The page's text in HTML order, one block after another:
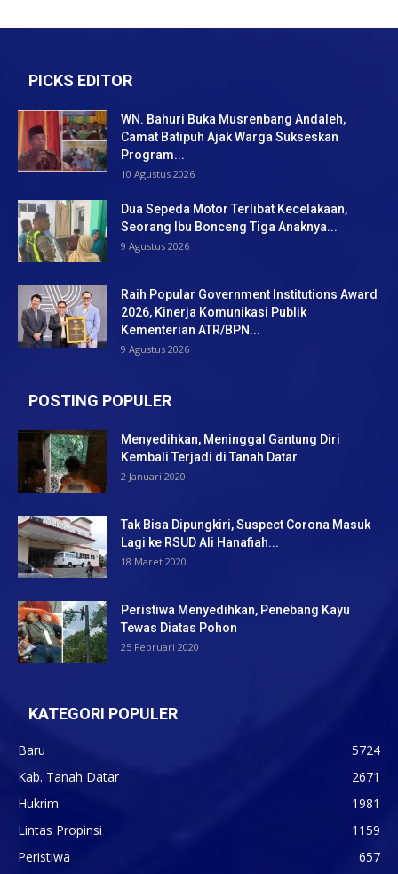
PICKS EDITOR
WN. Bahuri Buka Musrenbang Andaleh,
Camat Batipuh Ajak Warga Sukseskan
Program...
10 Agustus 2026
Dua Sepeda Motor Terlibat Kecelakaan,
Seorang Ibu Bonceng Tiga Anaknya...
9 Agustus 2026
Raih Popular Government Institutions Award
2026, Kinerja Komunikasi Publik
Kementerian ATR/BPN...
9 Agustus 2026
POSTING POPULER
Menyedihkan, Meninggal Gantung Diri
Kembali Terjadi di Tanah Datar
2 Januari 2020
Tak Bisa Dipungkiri, Suspect Corona Masuk
Lagi ke RSUD Ali Hanafiah...
18 Maret 2020
Peristiwa Menyedihkan, Penebang Kayu
Tewas Diatas Pohon
25 Februari 2020
KATEGORI POPULER
Baru
5724
Kab. Tanah Datar
2671
Hukrim
1981
Lintas Propinsi
1159
Peristiwa
657